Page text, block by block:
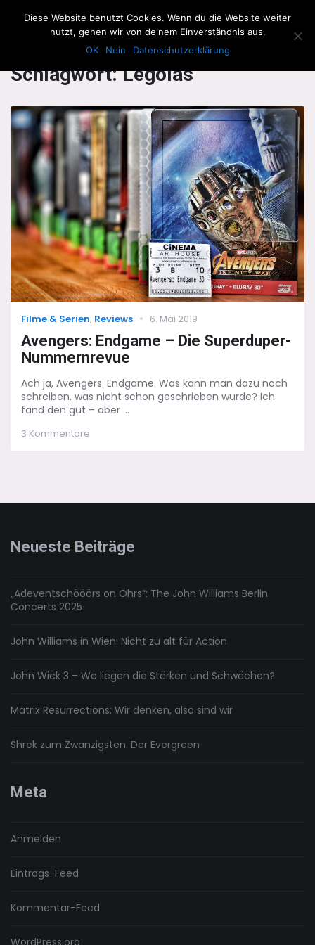
The Howling Men
Schlagwort:Legolas
Categories
Filme & Serien, Reviews
Posted
6. Mai 2019
Avengers: Endgame – Die Superduper-
Nummernrevue
Ach ja, Avengers: Endgame. Was kann man dazu noch
schreiben, was nicht schon geschrieben wurde? Ich
fand den gut – aber ...
3 Kommentare
Neueste Beiträge
„Adeventschööörs on Öhrs“: The John Williams Berlin
Concerts 2025
John Williams in Wien: Nicht zu alt für Action
John Wick 3 – Wo liegen die Stärken und Schwächen?
Matrix Resurrections: Wir denken, also sind wir
Shrek zum Zwanzigsten: Der Evergreen
Meta
Anmelden
Eintrags-Feed
Kommentar-Feed
WordPress.org
Diese Website benutzt Cookies. Wenn du die Website weiter
nutzt, gehen wir von deinem Einverständnis aus.
OK
Nein Datenschutzerklärung